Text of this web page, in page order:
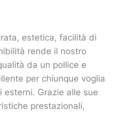
estetica, facilità di
rende il nostro
da un pollice e
per chiunque voglia
esterni. Grazie alle sue
prestazionali,